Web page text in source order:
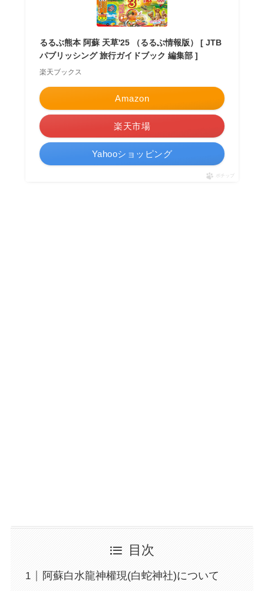
るるぶ熊本 阿蘇 天草'25 （るるぶ情報版） [ JTB
パブリッシング 旅行ガイドブック 編集部 ]
楽天ブックス
Amazon
楽天市場
Yahooショッピング
ポチップ
目次
阿蘇白水龍神權現(白蛇神社)について